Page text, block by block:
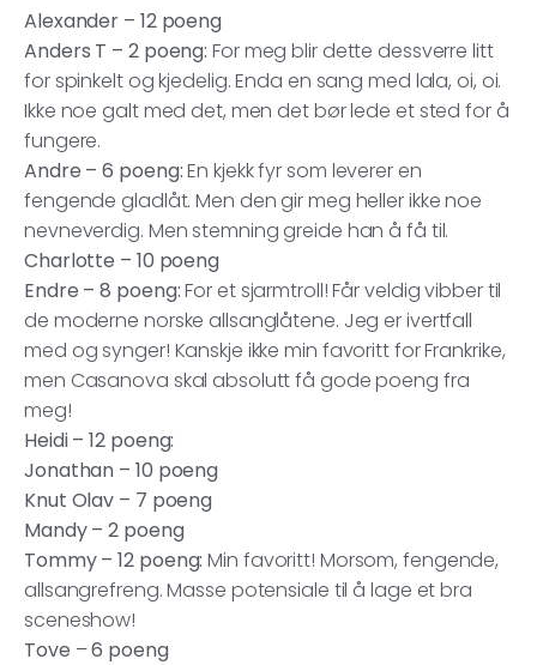
Alexander – 12 poeng
Anders T – 2 poeng: For meg blir dette dessverre litt
for spinkelt og kjedelig. Enda en sang med lala, oi, oi.
Ikke noe galt med det, men det bør lede et sted for å
fungere.
Andre – 6 poeng:En kjekk fyr som leverer en
fengende gladlåt. Men den gir meg heller ikke noe
nevneverdig. Men stemning greide han å få til.
Charlotte – 10 poeng
Endre – 8 poeng:For et sjarmtroll! Får veldig vibber til
de moderne norske allsanglåtene. Jeg er ivertfall
med og synger! Kanskje ikke min favoritt for Frankrike,
men Casanova skal absolutt få gode poeng fra
meg!
Heidi – 12 poeng:
Jonathan – 10 poeng
Knut Olav – 7 poeng
Mandy – 2 poeng
Tommy – 12 poeng:Min favoritt! Morsom, fengende,
allsangrefreng. Masse potensiale til å lage et bra
sceneshow!
Tove –6 poeng